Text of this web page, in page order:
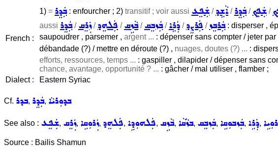
French :
1) = ܒܲܕܸܪ: enfourcher ; 2) transitif ; voir aussi ܫܲܦܸܥ /ܐܵܫܹܕ/ܒܲܕܸܪ/ܫܲܦܸܟ݂ /
aussi ܒܲܕܸܪ/ܙܲܪܸܩ/ܦܲܠܗܸܕ /ܒܵܙܹܩ/ܒܲܙܒܸܩ/ܕܲܪܹܐ /ܦܲܪܨܸܕ /ܒܲܪܒܸܙ: disperser ,
saupoudrer , parsemer , argent ... : dépenser sans compter / jeter
débandade (?) / mettre en déroute (?) , nuages, doutes (?) ... :
efforts, ressources, temps ... : gaspiller , dilapider / dépenser sans
chance, avantage, opportunité ? ... : gâcher / mal utiliser , flamber ;
Dialect :
Eastern Syriac
Cf. ܒܕܪ, ܒܲܕܸܪ, ܒܕܘܼܪܝܵܐ
See also : ܫܲܦܸܥ, ܙܲܪܸܩ, ܙܲܪܘܼܩܹܐ, ܦܲܠܗܸܕ, ܦܲܠܗܘܼܕܹܐ, ܒܵܙܹܩ, ܒܙܵܩܵܐ, ܒܲܙܒܸܩ, ܒܲܙܒܘܼܩܹܐ, ܕܲܪܹܐ,
Source : Bailis Shamun